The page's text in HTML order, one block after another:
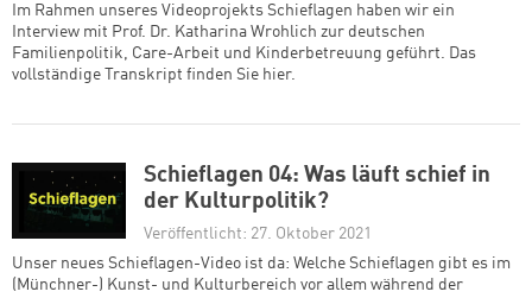
Im Rahmen unseres Videoprojekts Schieflagen haben wir ein
Interview mit Prof. Dr. Katharina Wrohlich zur deutschen
Familienpolitik, Care-Arbeit und Kinderbetreuung geführt. Das
vollständige Transkript finden Sie hier.
Schieflagen 04: Was läuft schief in
der Kulturpolitik?
Veröffentlicht: 27. Oktober 2021
Unser neues Schieflagen-Video ist da: Welche Schieflagen gibt es im
(Münchner-) Kunst- und Kulturbereich vor allem während der